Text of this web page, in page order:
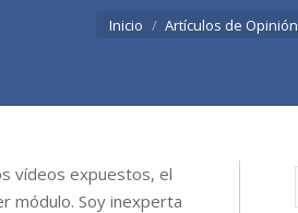
Estás aquí:
Inicio Artículos de Opinión
vídeos expuestos, el
módulo. Soy inexperta